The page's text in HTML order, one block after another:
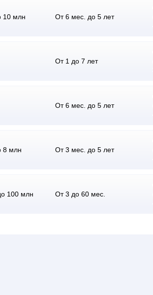
10 млн От 6 мес. до 5 лет
От 1 до 7 лет
От 6 мес. до 5 лет
8 млн От 3 мес. до 5 лет
100 млн От 3 до 60 мес.